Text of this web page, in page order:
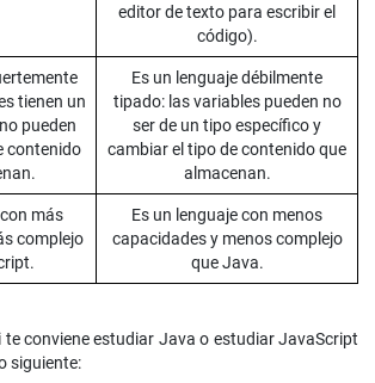
editor de texto para escribir el
código).
tienen un
pueden
contenido
Es un lenguaje débilmente
tipado: las variables pueden no
ser de un tipo específico y
cambiar el tipo de contenido que
almacenan.
más
complejo
Es un lenguaje con menos
capacidades y menos complejo
que Java.
te conviene estudiar Java o estudiar JavaScript
siguiente: